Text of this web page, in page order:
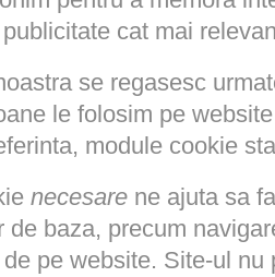
cat mai
se regasesc
le folosim pe
module cookie
necesare ne ajuta sa
de baza, precum
pe website. Site-ul